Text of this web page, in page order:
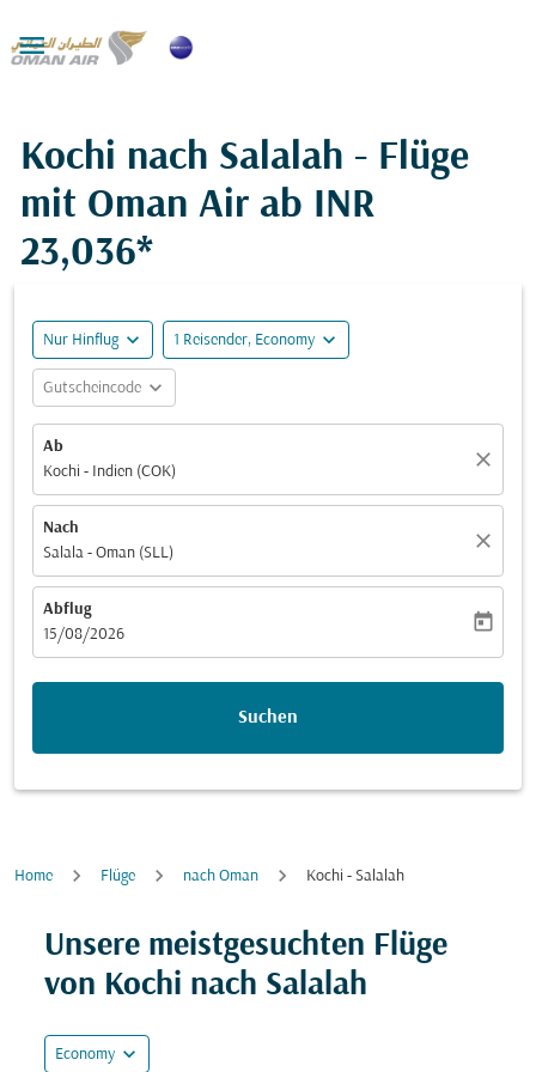

Kochi nach Salalah - Flüge
mit Oman Air ab INR
23,036*
Nur Hinflug expand_more 1 Reisender, Economy expand_more
Gutscheincode expand_more
Ab
Kochi - Indien (COK)
close
Nach
Salala - Oman (SLL)
close
Abflug
fc-booking-departure-date-aria-label
15/08/2026
today
Suchen
Home Flüge nach Oman Kochi - Salalah
Unsere meistgesuchten Flüge
von Kochi nach Salalah
Economy expand_more